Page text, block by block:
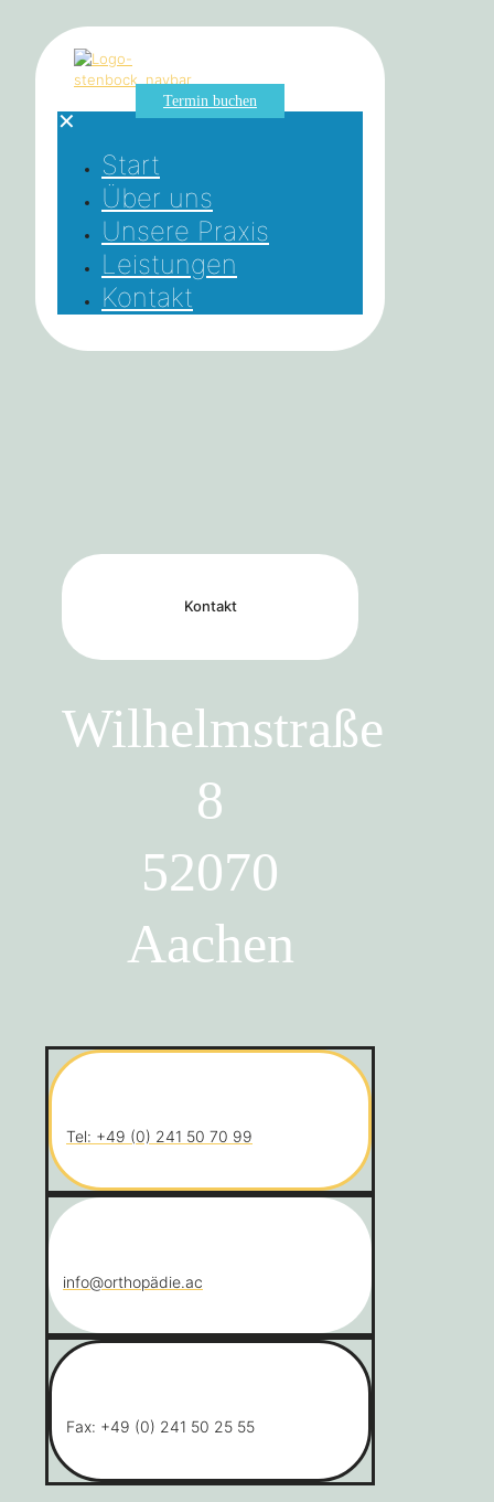
Termin buchen
✕
Start
Über uns
Unsere Praxis
Leistungen
Kontakt
Kontakt
Wilhelmstraße
8
52070
Aachen
Tel: +49 (0) 241 50 70 99
info@orthopädie.ac
Fax: +49 (0) 241 50 25 55